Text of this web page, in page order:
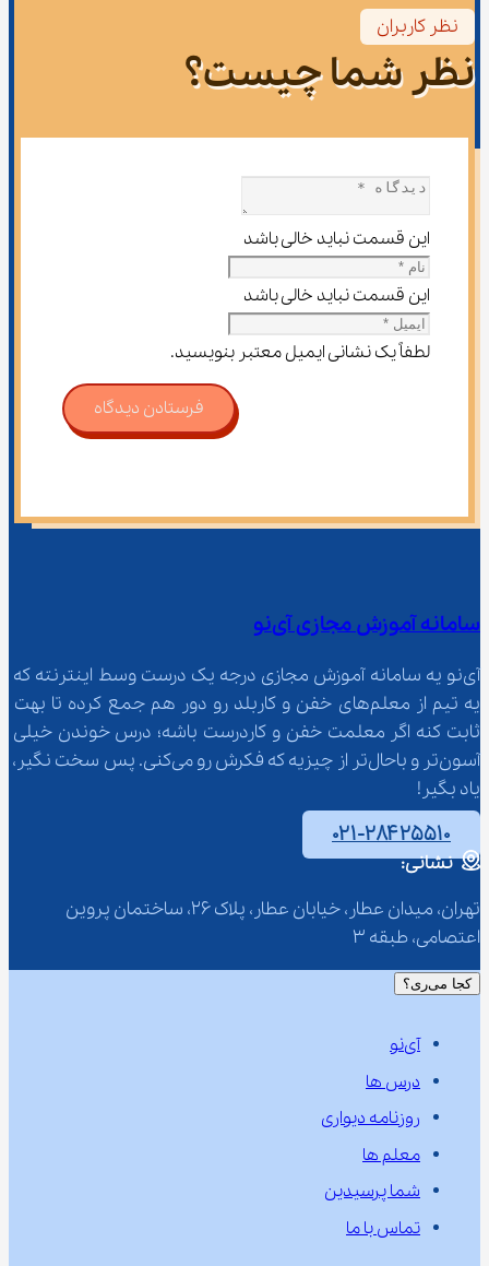
نظر کاربران
نظر شما چیست؟
این قسمت نباید خالی باشد
این قسمت نباید خالی باشد
لطفاً یک نشانی ایمیل معتبر بنویسید.
فرستادن دیدگاه
سامانه آموزش مجازی آی‌نو
آی‌نو یه سامانه آموزش مجازی درجه یک درست وسط اینترنته که
یه تیم از معلم‌‌های خفن و کاربلد رو دور هم جمع کرده تا بهت
ثابت کنه اگر معلمت خفن و کاردرست باشه؛ درس خوندن خیلی
آسون‌تر و باحال‌تر از چیزیه که فکرش رو می‌کنی. پس سخت نگیر،
یاد بگیر!
۰۲۱-۲۸۴۲۵۵۱۰
نشانی:
تهران، میدان عطار، خیابان عطار، پلاک 26، ساختمان پروین
اعتصامی، طبقه 3
کجا می‌ری؟
آی‌نو
درس ها
روزنامه دیواری
معلم ها
شما پرسیدین
تماس با ما